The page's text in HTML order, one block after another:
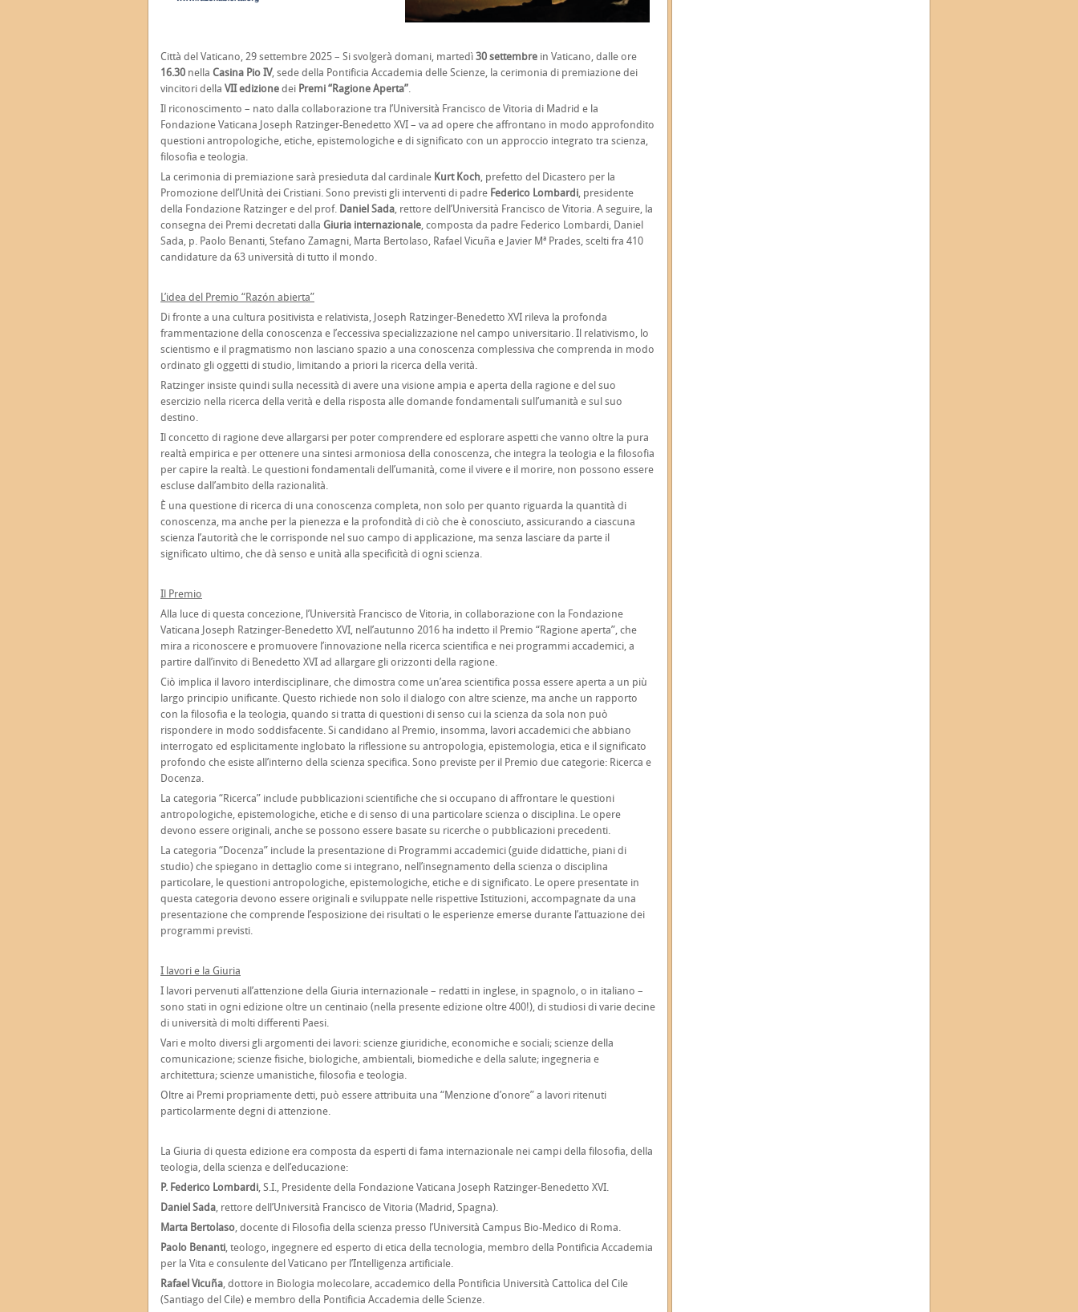
Città del Vaticano, 29 settembre 2025 – Si svolgerà domani, martedì 30 settembre in Vaticano, dalle ore
16.30 nella Casina Pio IV, sede della Pontificia Accademia delle Scienze, la cerimonia di premiazione dei
vincitori della VII edizione dei Premi “Ragione Aperta”
Il riconoscimento – nato dalla collaborazione tra l’Università Francisco de Vitoria di Madrid e la
Fondazione Vaticana Joseph Ratzinger-Benedetto XVI – va ad opere che affrontano in modo approfondito
questioni antropologiche, etiche, epistemologiche e di significato con un approccio integrato tra scienza,
filosofia e teologia.
La cerimonia di premiazione sarà presieduta dal cardinale Kurt Koch , prefetto del Dicastero per la
Promozione dell’Unità dei Cristiani. Sono previsti gli interventi di padre Federico Lombardi , presidente
della Fondazione Ratzinger e del prof. Daniel Sada , rettore dell’Università Francisco de Vitoria. A seguire, la
consegna dei Premi decretati dalla Giuria internazionale , composta da padre Federico Lombardi, Daniel
Sada, p. Paolo Benanti, Stefano Zamagni, Marta Bertolaso, Rafael Vicuña e Javier Mª Prades, scelti fra 410
candidature da 63 università di tutto il mondo.
L’idea del Premio “Razón abierta”
Di fronte a una cultura positivista e relativista, Joseph Ratzinger-Benedetto XVI rileva la profonda
frammentazione della conoscenza e l’eccessiva specializzazione nel campo universitario. Il relativismo, lo
scientismo e il pragmatismo non lasciano spazio a una conoscenza complessiva che comprenda in modo
ordinato gli oggetti di studio, limitando a priori la ricerca della verità.
Ratzinger insiste quindi sulla necessità di avere una visione ampia e aperta della ragione e del suo
esercizio nella ricerca della verità e della risposta alle domande fondamentali sull’umanità e sul suo
destino.
Il concetto di ragione deve allargarsi per poter comprendere ed esplorare aspetti che vanno oltre la pura
realtà empirica e per ottenere una sintesi armoniosa della conoscenza, che integra la teologia e la filosofia
per capire la realtà. Le questioni fondamentali dell’umanità, come il vivere e il morire, non possono essere
escluse dall’ambito della razionalità.
È una questione di ricerca di una conoscenza completa, non solo per quanto riguarda la quantità di
conoscenza, ma anche per la pienezza e la profondità di ciò che è conosciuto, assicurando a ciascuna
scienza l’autorità che le corrisponde nel suo campo di applicazione, ma senza lasciare da parte il
significato ultimo, che dà senso e unità alla specificità di ogni scienza.
Il Premio
Alla luce di questa concezione, l’Università Francisco de Vitoria, in collaborazione con la Fondazione
Vaticana Joseph Ratzinger-Benedetto XVI, nell’autunno 2016 ha indetto il Premio “Ragione aperta”, che
mira a riconoscere e promuovere l’innovazione nella ricerca scientifica e nei programmi accademici, a
partire dall’invito di Benedetto XVI ad allargare gli orizzonti della ragione.
Ciò implica il lavoro interdisciplinare, che dimostra come un’area scientifica possa essere aperta a un più
largo principio unificante. Questo richiede non solo il dialogo con altre scienze, ma anche un rapporto
con la filosofia e la teologia, quando si tratta di questioni di senso cui la scienza da sola non può
rispondere in modo soddisfacente. Si candidano al Premio, insomma, lavori accademici che abbiano
interrogato ed esplicitamente inglobato la riflessione su antropologia, epistemologia, etica e il significato
profondo che esiste all’interno della scienza specifica. Sono previste per il Premio due categorie: Ricerca e
Docenza.
La categoria “Ricerca” include pubblicazioni scientifiche che si occupano di affrontare le questioni
antropologiche, epistemologiche, etiche e di senso di una particolare scienza o disciplina. Le opere
devono essere originali, anche se possono essere basate su ricerche o pubblicazioni precedenti.
La categoria “Docenza” include la presentazione di Programmi accademici (guide didattiche, piani di
studio) che spiegano in dettaglio come si integrano, nell’insegnamento della scienza o disciplina
particolare, le questioni antropologiche, epistemologiche, etiche e di significato. Le opere presentate in
questa categoria devono essere originali e sviluppate nelle rispettive Istituzioni, accompagnate da una
presentazione che comprende l’esposizione dei risultati o le esperienze emerse durante l’attuazione dei
programmi previsti.
I lavori e la Giuria
I lavori pervenuti all’attenzione della Giuria internazionale – redatti in inglese, in spagnolo, o in italiano –
sono stati in ogni edizione oltre un centinaio (nella presente edizione oltre 400!), di studiosi di varie decine
di università di molti differenti Paesi.
Vari e molto diversi gli argomenti dei lavori: scienze giuridiche, economiche e sociali; scienze della
comunicazione; scienze fisiche, biologiche, ambientali, biomediche e della salute; ingegneria e
architettura; scienze umanistiche, filosofia e teologia.
Oltre ai Premi propriamente detti, può essere attribuita una “Menzione d’onore” a lavori ritenuti
particolarmente degni di attenzione.
La Giuria di questa edizione era composta da esperti di fama internazionale nei campi della filosofia, della
teologia, della scienza e dell’educazione:
P. Federico Lombardi , S.I., Presidente della Fondazione Vaticana Joseph Ratzinger-Benedetto XVI.
Daniel Sada , rettore dell’Università Francisco de Vitoria (Madrid, Spagna).
Marta Bertolaso , docente di Filosofia della scienza presso l’Università Campus Bio-Medico di Roma.
Paolo Benanti , teologo, ingegnere ed esperto di etica della tecnologia, membro della Pontificia Accademia
per la Vita e consulente del Vaticano per l’Intelligenza artificiale.
Rafael Vicuña , dottore in Biologia molecolare, accademico della Pontificia Università Cattolica del Cile
(Santiago del Cile) e membro della Pontificia Accademia delle Scienze.